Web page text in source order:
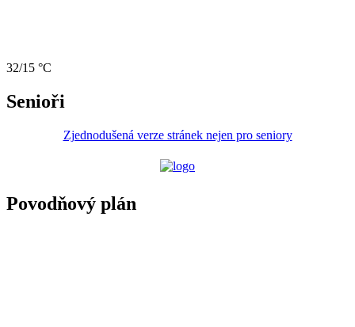
32/15 °C
Senioři
Zjednodušená verze stránek nejen pro seniory
Povodňový plán